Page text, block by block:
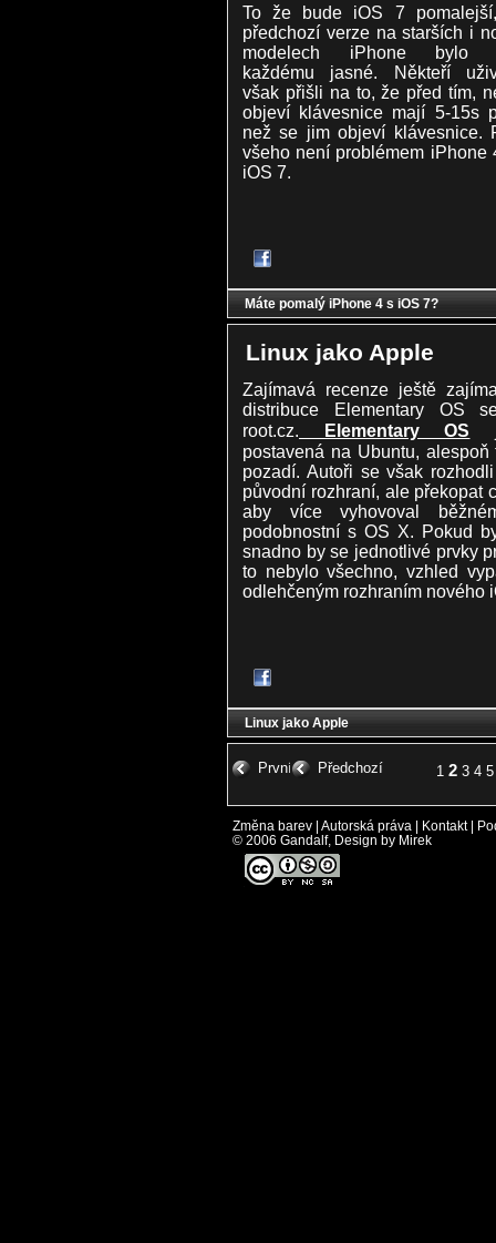
To že bude iOS 7
předchozí verze na starších i
modelech iPhone bylo
každému jasné. Někteří
však přišli na to, že před tím,
objeví klávesnice mají 5-15s
než se jim objeví klávesnice.
všeho není problémem iPhone
iOS 7.
Máte pomalý iPhone 4 s iOS 7?
Linux jako Apple
Zajímavá recenze ještě
distribuce Elementary OS
root.cz. Elementary OS
postavená na Ubuntu,
pozadí. Autoři se však
původní rozhraní, ale překopat
aby více vyhovoval
podobnostní s OS X. Pokud
snadno by se jednotlivé prvky
to nebylo všechno, vzhled
odlehčeným rozhraním nového
Linux jako Apple
První Předchozí 1 2 3 4 5
Změna barev Autorská práva Kontakt|
© 2006 Gandalf, Design by Mirek